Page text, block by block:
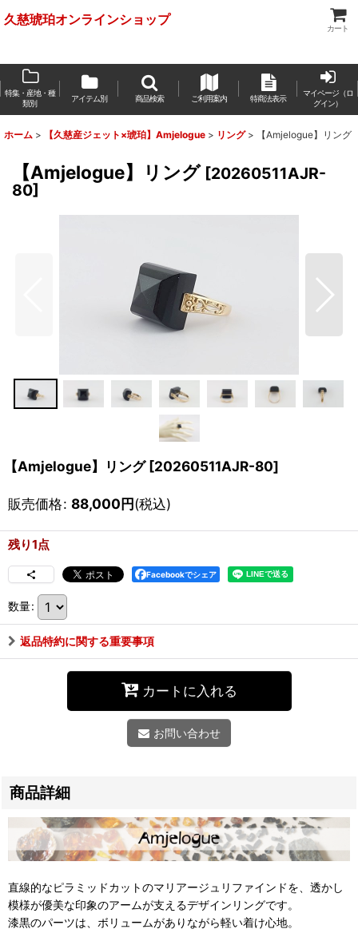
久慈琥珀オンラインショップ
カート
特集・産地・種
類別
アイテム別 商品検索 ご利用案内 特商法表示
マイページ（ロ
グイン）
ホーム > 【久慈産ジェット×琥珀】Amjelogue > リング > 【Amjelogue】リング
【Amjelogue】リング [20260511AJR-
80]
【Amjelogue】リング [20260511AJR-80]
販売価格: 88,000円(税込)
残り1点
Facebookでシェア
数量:
返品特約に関する重要事項
カートに入れる
お問い合わせ
商品詳細
直線的なピラミッドカットのマリアージュリファインドを、透かし
模様が優美な印象のアームが支えるデザインリングです。
漆黒のパーツは、ボリュームがありながら軽い着け心地。